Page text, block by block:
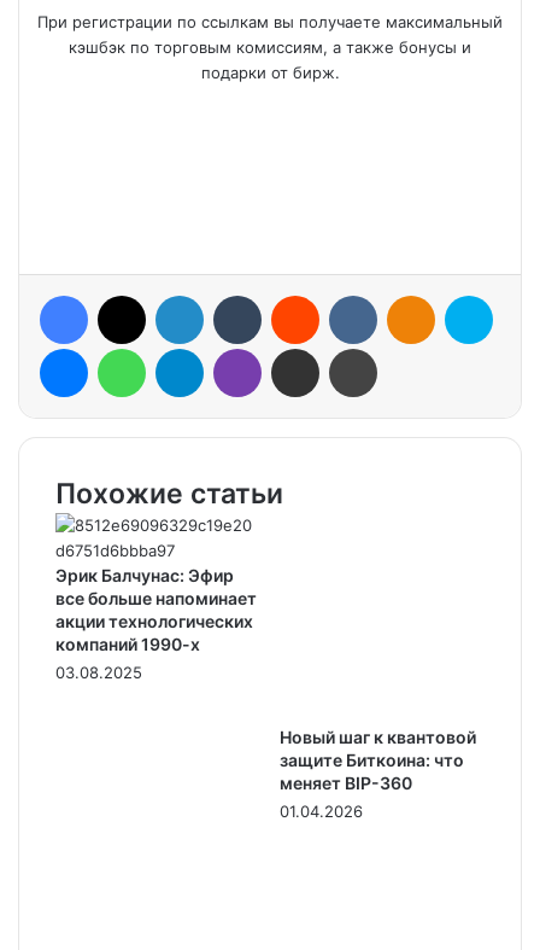
При регистрации по ссылкам вы получаете максимальный
кэшбэк по торговым комиссиям, а также бонусы и
подарки от бирж.
Похожие статьи
Эрик Балчунас: Эфир
все больше напоминает
акции технологических
компаний 1990-х
03.08.2025
Новый шаг к квантовой
защите Биткоина: что
меняет BIP-360
01.04.2026